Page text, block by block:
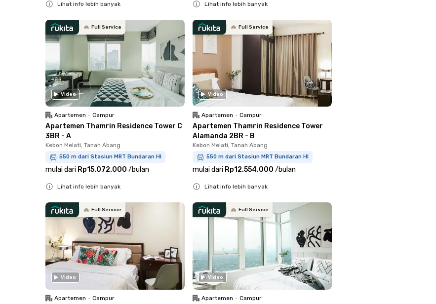
Lihat info lebih banyak Lihat info lebih banyak
Full Service
Video
Apartemen • Campur
Apartemen Thamrin Residence Tower C
3BR - A
Kebon Melati, Tanah Abang
550 m dari Stasiun MRT Bundaran HI
mulai dari Rp15.072.000 /bulan
Lihat info lebih banyak
Full Service
Video
Apartemen • Campur
Apartemen Thamrin Residence Tower
Alamanda 2BR - B
Kebon Melati, Tanah Abang
550 m dari Stasiun MRT Bundaran HI
mulai dari Rp12.554.000 /bulan
Lihat info lebih banyak
Full Service
Video
Apartemen • Campur
Full Service
Video
Apartemen • Campur